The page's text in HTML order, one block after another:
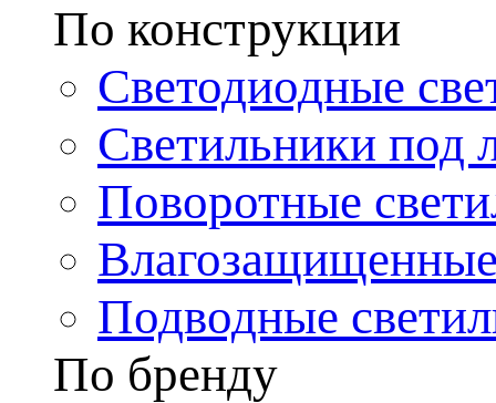
По конструкции
Светодиодные
Светильники под
Поворотные
Подводные
По бренду